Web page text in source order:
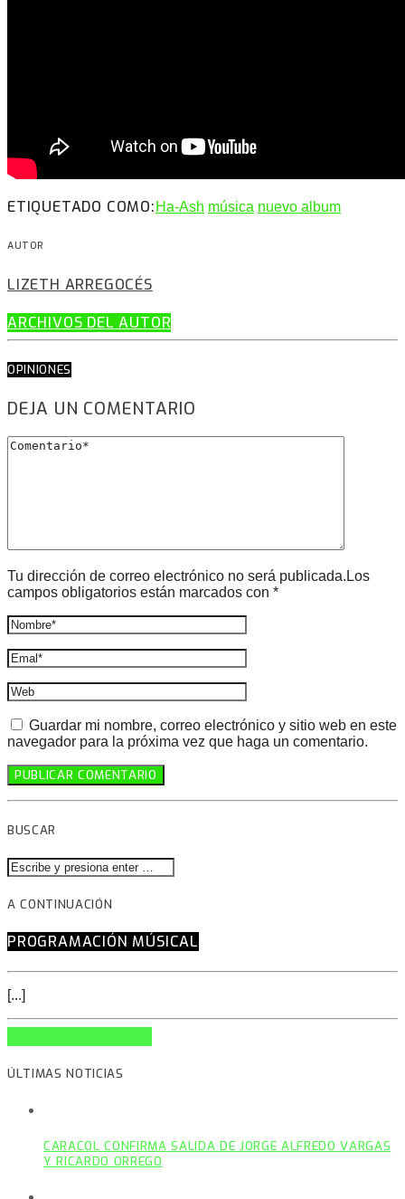
ETIQUETADO COMO: Ha-Ash música nuevo album
AUTOR
LIZETH ARREGOCÉS
ARCHIVOS DEL AUTOR
OPINIONES
DEJA UN COMENTARIO
Tu dirección de correo electrónico no será publicada.Los
campos obligatorios están marcados con *
Guardar mi nombre, correo electrónico y sitio web en este
navegador para la próxima vez que haga un comentario.
BUSCAR
A CONTINUACIÓN
PROGRAMACIÓN MÚSICAL
[...]
ÚLTIMAS NOTICIAS
CARACOL CONFIRMA SALIDA DE JORGE ALFREDO VARGAS
Y RICARDO ORREGO